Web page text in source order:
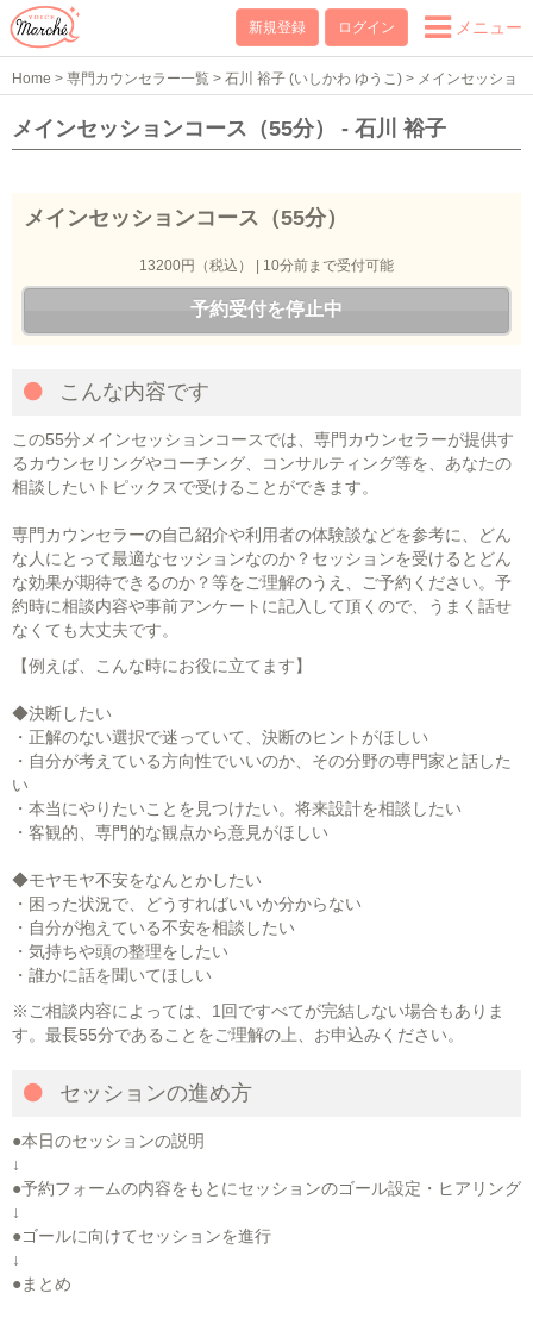
新規登録 ログイン メニュー
Home > 専門カウンセラー一覧 > 石川 裕子 (いしかわ ゆうこ) > メインセッショ
ンコース（55分）
メインセッションコース（55分） - 石川 裕子
メインセッションコース（55分）
13200円（税込） | 10分前まで受付可能
予約受付を停止中
こんな内容です
この55分メインセッションコースでは、専門カウンセラーが提供す
るカウンセリングやコーチング、コンサルティング等を、あなたの
相談したいトピックスで受けることができます。
専門カウンセラーの自己紹介や利用者の体験談などを参考に、どん
な人にとって最適なセッションなのか？セッションを受けるとどん
な効果が期待できるのか？等をご理解のうえ、ご予約ください。予
約時に相談内容や事前アンケートに記入して頂くので、うまく話せ
なくても大丈夫です。
【例えば、こんな時にお役に立てます】
◆決断したい
・正解のない選択で迷っていて、決断のヒントがほしい
・自分が考えている方向性でいいのか、その分野の専門家と話した
い
・本当にやりたいことを見つけたい。将来設計を相談したい
・客観的、専門的な観点から意見がほしい
◆モヤモヤ不安をなんとかしたい
・困った状況で、どうすればいいか分からない
・自分が抱えている不安を相談したい
・気持ちや頭の整理をしたい
・誰かに話を聞いてほしい
※ご相談内容によっては、1回ですべてが完結しない場合もありま
す。最長55分であることをご理解の上、お申込みください。
セッションの進め方
●本日のセッションの説明
↓
●予約フォームの内容をもとにセッションのゴール設定・ヒアリング
↓
●ゴールに向けてセッションを進行
↓
●まとめ